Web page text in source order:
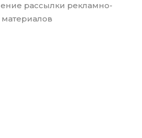
рассылки рекламно-